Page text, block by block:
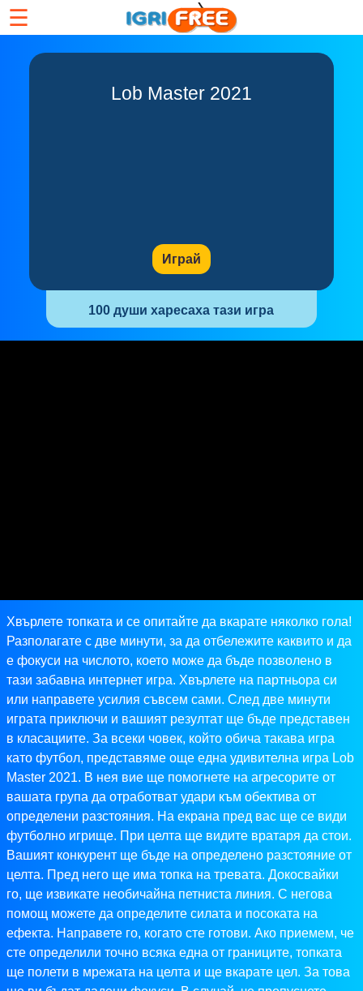
☰
Lob Master 2021
Играй
100 души харесаха тази игра
Хвърлете топката и се опитайте да вкарате няколко гола!
Разполагате с две минути, за да отбележите каквито и да
е фокуси на числото, което може да бъде позволено в
тази забавна интернет игра. Хвърлете на партньора си
или направете усилия съвсем сами. След две минути
играта приключи и вашият резултат ще бъде представен
в класациите. За всеки човек, който обича такава игра
като футбол, представяме още една удивителна игра Lob
Master 2021. В нея вие ще помогнете на агресорите от
вашата група да отработват удари към обектива от
определени разстояния. На екрана пред вас ще се види
футболно игрище. При целта ще видите вратаря да стои.
Вашият конкурент ще бъде на определено разстояние от
целта. Пред него ще има топка на тревата. Докосвайки
го, ще извикате необичайна петниста линия. С негова
помощ можете да определите силата и посоката на
ефекта. Направете го, когато сте готови. Ако приемем, че
сте определили точно всяка една от границите, топката
ще полети в мрежата на целта и ще вкарате цел. За това